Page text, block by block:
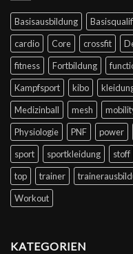
Basisausbildung
cardio
Core crossfit
fitness
Fortbildung
Kampfsport
kibo
Medizinball
mesh
Physiologie
PNF power
sport
sportkleidung stoff
top
trainer
Workout
KATEGORIEN